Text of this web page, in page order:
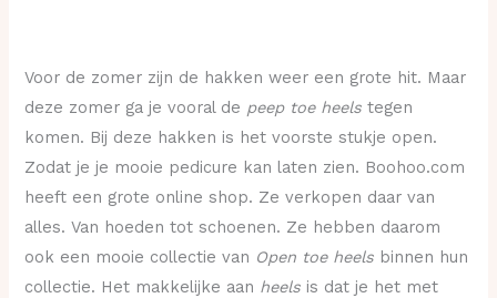
Voor de zomer zijn de hakken weer een grote hit. Maar
deze zomer ga je vooral de peep toe heels tegen
komen. Bij deze hakken is het voorste stukje open.
Zodat je je mooie pedicure kan laten zien. Boohoo.com
heeft een grote online shop. Ze verkopen daar van
alles. Van hoeden tot schoenen. Ze hebben daarom
ook een mooie collectie van Open toe heels binnen hun
collectie. Het makkelijke aan heels is dat je het met